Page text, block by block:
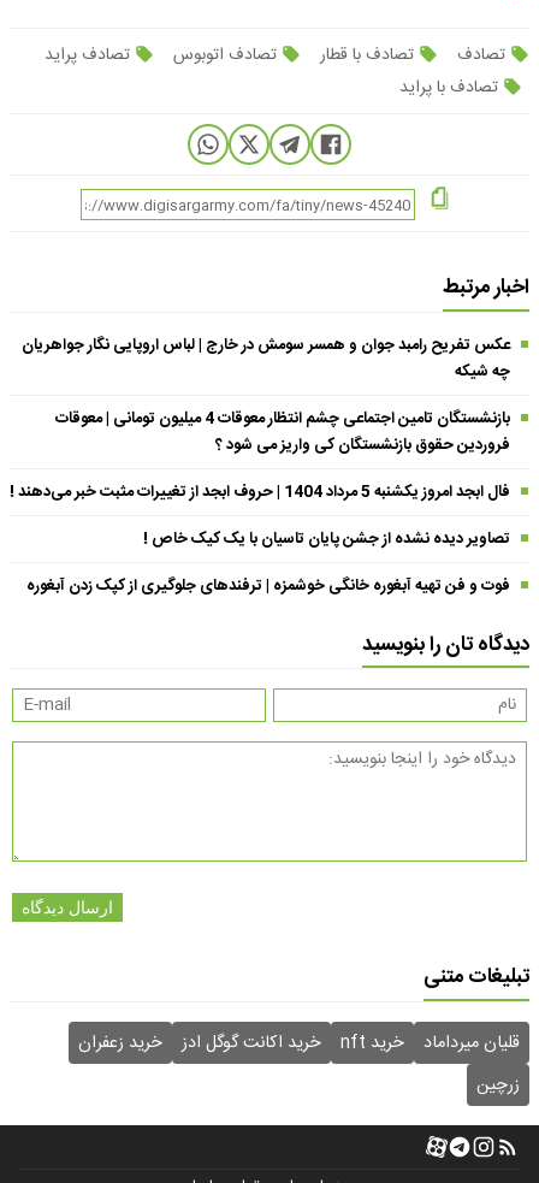
تصادف تصادف با قطار تصادف اتوبوس
تصادف پراید
تصادف با پراید
اخبار مرتبط
عکس تفریح رامبد جوان و همسر سومش در خارج | لباس اروپایی نگار جواهریان
چه شیکه
بازنشستگان تامین اجتماعی چشم انتظار معوقات 4 میلیون تومانی | معوقات
فروردین حقوق بازنشستگان کی واریز می شود ؟
فال ابجد امروز یکشنبه 5 مرداد 1404 | حروف ابجد از تغییرات مثبت خبر می‌دهند !
تصاویر دیده نشده از جشن پایان تاسیان با یک کیک خاص !
فوت و فن تهیه آبغوره خانگی خوشمزه | ترفندهای جلوگیری از کپک زدن آبغوره
دیدگاه تان را بنویسید
ارسال دیدگاه
تبلیغات متنی
قلیان میرداماد خرید nft خرید اکانت گوگل ادز
خرید زعفران
زرچین